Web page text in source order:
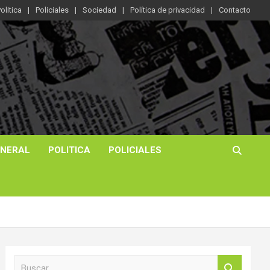
Policiales Sociedad Política de privacidad Contacto
POLITICA POLICIALES